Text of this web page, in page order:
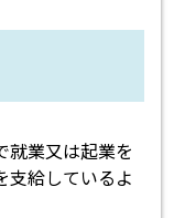
就業又は起業を
支給しているよ